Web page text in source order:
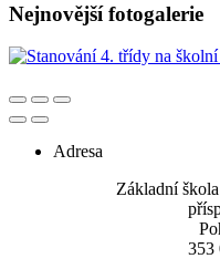
Nejnovější fotogalerie
Adresa
Základní
353